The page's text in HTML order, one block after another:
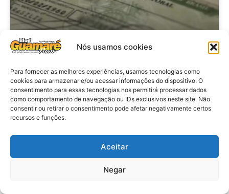
Nós usamos cookies
Para fornecer as melhores experiências, usamos tecnologias como
cookies para armazenar e/ou acessar informações do dispositivo. O
consentimento para essas tecnologias nos permitirá processar dados
como comportamento de navegação ou IDs exclusivos neste site. Não
consentir ou retirar o consentimento pode afetar negativamente certos
recursos e funções.
Aceitar
Negar
Brasil: Policia Federal investiga
753 casos de crimes eleitorais
antes das eleições